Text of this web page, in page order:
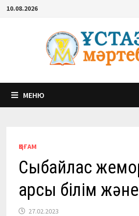
Перейти
содержимому
10.08.2026
МЕНЮ
ҚОҒАМ
Сыбайлас
қарсы білім
27.02.2023